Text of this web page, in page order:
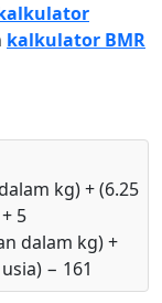
kalkulator BMR
kg) + (6.25
5
dalam kg) +
− 161